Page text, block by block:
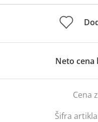
Neto cena
Cena
Šifra